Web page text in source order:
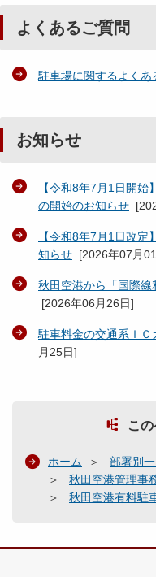
よくあるご質問
駐車場に関するよくあ
お知らせ
【令和8年7月1日開始
の開始のお知らせ [
【令和8年7月1日改
知らせ [2026年07月
秋田空港から「国際
[2026年06月26日]
駐車料金の交通系ＩＣ
月25日]
こ
ホーム 部署別
秋田空港管理事
秋田空港有料駐